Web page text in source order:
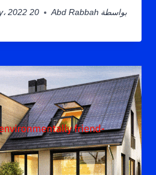
بواسطة Abd Rabbah 20 January، 2022